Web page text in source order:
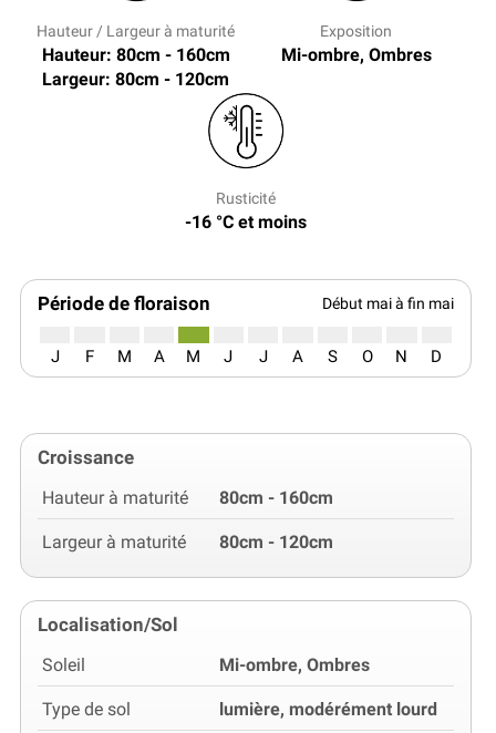
Hauteur / Largeur à maturité
Hauteur: 80cm - 160cm
Largeur: 80cm - 120cm
Exposition
Mi-ombre, Ombres
Rusticité
-16 °C et moins
Période de floraison Début mai à fin mai
J F M A M J J A S O N D
Croissance
Hauteur à maturité 80cm - 160cm
Largeur à maturité 80cm - 120cm
Localisation/Sol
Soleil Mi-ombre, Ombres
Type de sol lumière, modérément lourd